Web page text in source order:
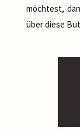
möchtest,
über diese